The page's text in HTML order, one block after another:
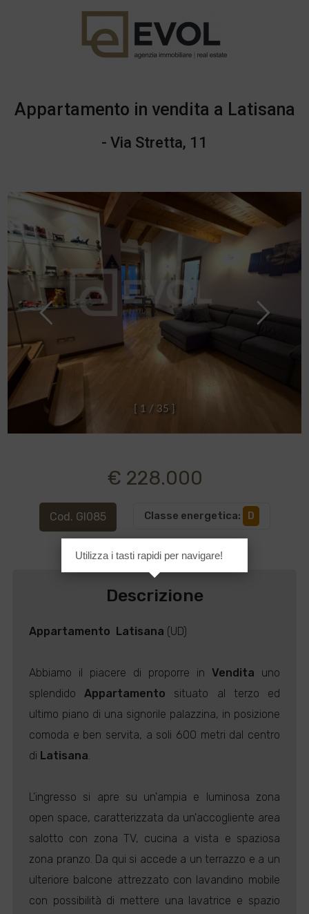
Appartamento in vendita a Latisana
- Via Stretta, 11
1 / 35
€ 228.000
Cod. GI085 Classe energetica: D
Descrizione
Appartamento Latisana (UD)
Abbiamo il piacere di proporre in Vendita uno
splendidoAppartamento situato al terzo ed
ultimo piano di una signorile palazzina, in posizione
comoda e ben servita, a soli 600 metri dal centro
di Latisana.
L'ingresso si apre su un'ampia e luminosa zona
open space, caratterizzata da un'accogliente area
salotto con zona TV, cucina a vista e spaziosa
zona pranzo. Da qui si accede a un terrazzo e a un
ulteriore balcone attrezzato con lavandino mobile
con possibilità di mettere una lavatrice e spazio
Utilizza i tasti rapidi per navigare!